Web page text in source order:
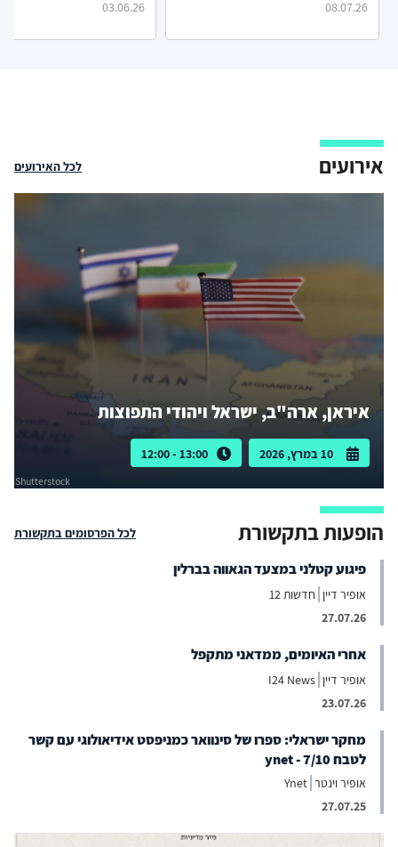
08.07.26
03.06.26
אירועים לכל האירועים
איראן, ארה"ב, ישראל ויהודי התפוצות
13:00 - 12:00
Shutterstock
הופעות בתקשורת לכל הפרסומים בתקשורת
פיגוע קטלני במצעד הגאווה בברלין
אופיר דיין חדשות 12
27.07.26
אחרי האיומים, ממדאני מתקפל
אופיר דיין I24 News
23.07.26
מחקר ישראלי: ספרו של סינוואר כמניפסט אידיאולוגי עם קשר
לטבח 7/10 - ynet
אופיר וינטר Ynet
27.07.25